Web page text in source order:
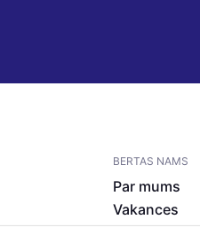
BERTAS NAMS
Par mums
Vakances